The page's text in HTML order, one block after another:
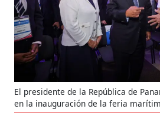
El presidente de la República de
en la inauguración de la feria